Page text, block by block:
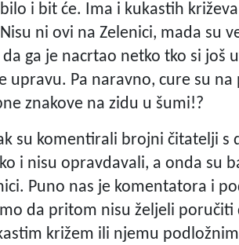
i bit će. Ima i kukastih
ni ovi na Zelenici, mada su
ga je nacrtao netko tko si još
upravu. Pa naravno, cure su
znakove na zidu u šumi!?
su komentirali brojni čitatelji s
i nisu opravdavali, a onda su
Puno nas je komentatora i
da pritom nisu željeli poručiti
križem ili njemu